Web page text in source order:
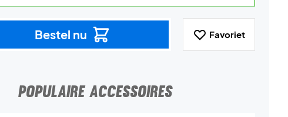
Bestel nu Favoriet
POPULAIRE ACCESSOIRES